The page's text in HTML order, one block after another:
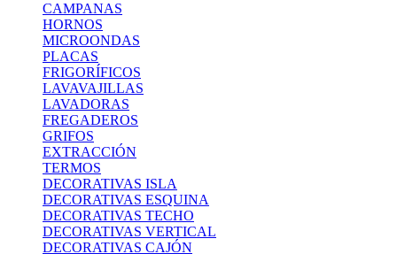
CAMPANAS
HORNOS
MICROONDAS
PLACAS
FRIGORÍFICOS
LAVAVAJILLAS
LAVADORAS
FREGADEROS
GRIFOS
EXTRACCIÓN
TERMOS
DECORATIVAS ISLA
DECORATIVAS ESQUINA
DECORATIVAS TECHO
DECORATIVAS VERTICAL
DECORATIVAS CAJÓN